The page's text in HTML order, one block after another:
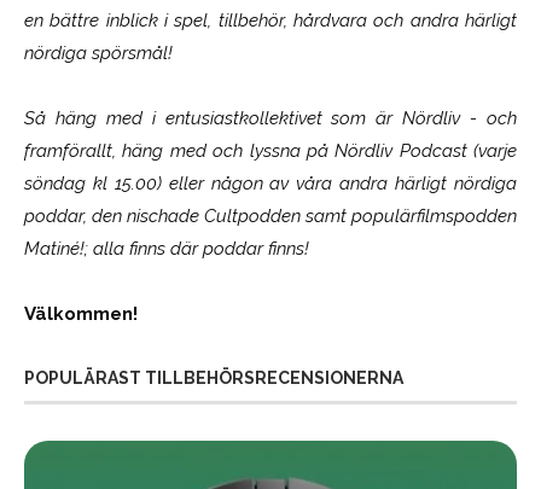
en bättre inblick i spel, tillbehör, hårdvara och andra härligt
nördiga spörsmål!
Så häng med i entusiastkollektivet som ärNördliv- och
framförallt, häng med och lyssna på Nördliv Podcast (varje
söndag kl 15.00) eller någon av våra andra härligt nördiga
poddar, den nischade Cultpodden samt populärfilmspodden
Matiné!; alla finns där poddar finns!
Välkommen!
POPULÄRAST TILLBEHÖRSRECENSIONERNA